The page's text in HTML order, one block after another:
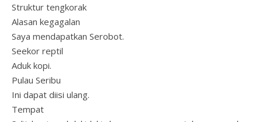
Struktur tengkorak
Alasan kegagalan
Saya mendapatkan Serobot.
Seekor reptil
Aduk kopi.
Pulau Seribu
Ini dapat diisi ulang.
Tempat